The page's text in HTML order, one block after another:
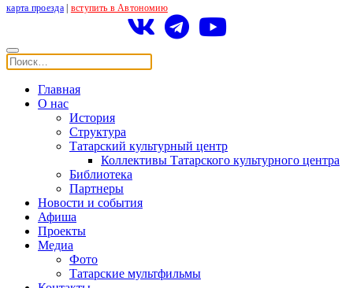
карта проезда| вступить в Автономию
Главная
О нас
История
Структура
Татарский культурный центр
Коллективы Татарского культурного центра
Библиотека
Партнеры
Новости и события
Афиша
Проекты
Медиа
Фото
Татарские мультфильмы